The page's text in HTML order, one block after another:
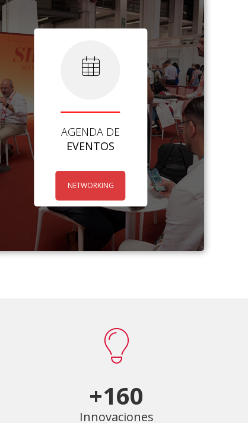
AGENDA DE
EVENTOS
NETWORKING
+160
Innovaciones